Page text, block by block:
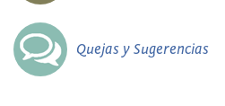
Quejas y Sugerencias